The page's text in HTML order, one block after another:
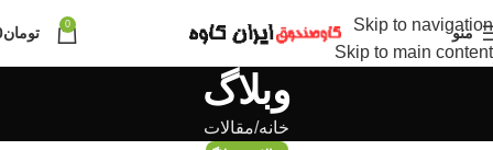
Skip to navigation
Skip to main content
منو 0 تومان
وبلاگ
خانه مقالات